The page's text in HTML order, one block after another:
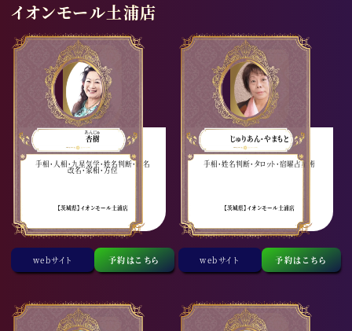
イオンモール土浦店
あんじゅ
杏樹
手相・人相・九星気学・姓名判断・命名
改名・家相・方位
【茨城県】イオンモール土浦店
webサイト 予約はこちら
じゅりあん・やまもと
手相・姓名判断・タロット・宿曜占星術
【茨城県】イオンモール土浦店
webサイト 予約はこちら